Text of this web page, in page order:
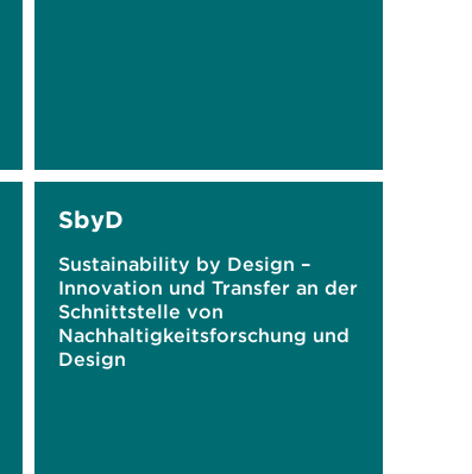
SbyD
Sustainability by Design –
Innovation und Transfer an der
Schnittstelle von
Nachhaltigkeitsforschung und
Design